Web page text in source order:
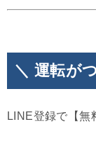
＼ 運転が
LINE登録で【無